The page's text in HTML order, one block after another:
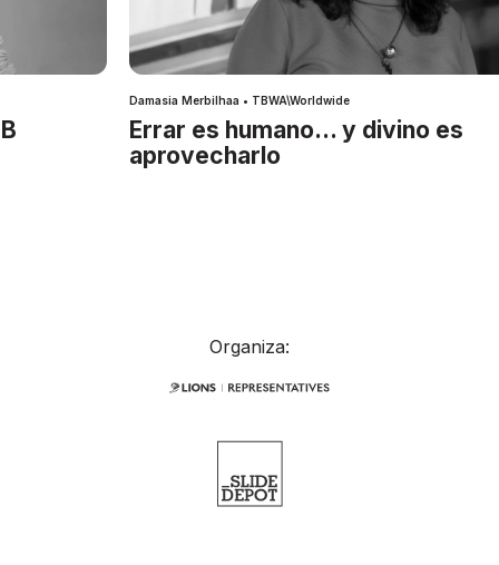
Damasia Merbilhaa • TBWA\Worldwide
Errar es humano… y divino es
aprovecharlo
Organiza: